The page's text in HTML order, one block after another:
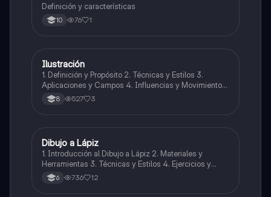
Definición y características
10 76 1
Artes
Ilustración
1. Definición y Propósito 2. Técnicas y Estilos 3.
Aplicaciones y Campos 4. Influencias y Movimientos
Artísticos 5. Ética en la Ilustración 6. Desarrollo
Profesional y Educativo 7. Ejemplos y Referencias
8 527 3
Artes
Dibujo a Lápiz
1. Introducción al Dibujo a Lápiz 2. Materiales y
Herramientas 3. Técnicas y Estilos 4. Ejercicios y
Prácticas Recomendadas 5. Inspiración y
Referencias 6. Proceso Creativo y Experimentación
6 736 12